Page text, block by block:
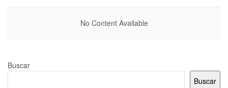
No Content Available
Buscar
Buscar